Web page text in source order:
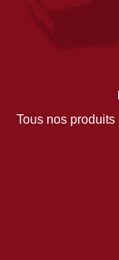
Tous nos